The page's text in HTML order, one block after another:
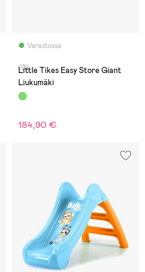
Varastossa
(0)
Little Tikes Easy Store Giant
Liukumäki
184,90 €